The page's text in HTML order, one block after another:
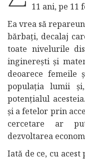
11 ani, pe 11
Ea vrea să
bărbați, decalaj
toate nivelurile
inginerești și
deoarece femeile
populația lumii
potențialul
și a fetelor prin
cercetare ar
dezvoltarea
Iată de ce, cu